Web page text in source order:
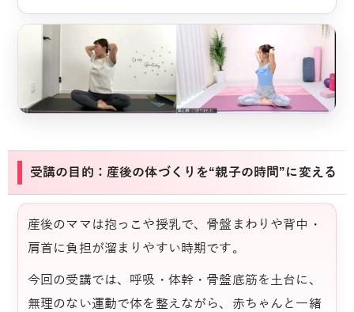
受講の目的：産後の体づくりを“親子の時間”に変える
産後のママは抱っこや授乳で、骨盤まわりや背中・
肩首に負担が溜まりやすい時期です。
今回の受講では、呼吸・体幹・骨盤底筋を土台に、
無理のない運動で体を整えながら、赤ちゃんと一緒